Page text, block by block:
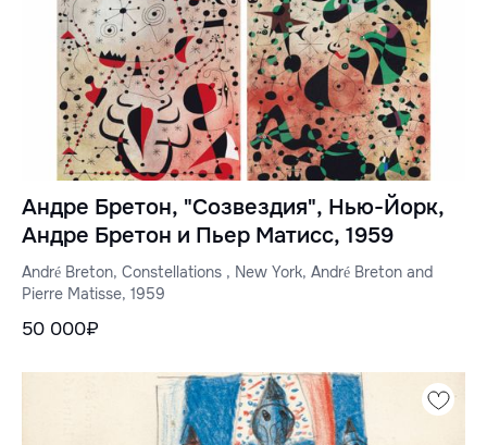
Андре Бретон, "Созвездия", Нью-Йорк,
Андре Бретон и Пьер Матисс, 1959
André Breton, Constellations , New York, André Breton and
Pierre Matisse, 1959
50 000₽